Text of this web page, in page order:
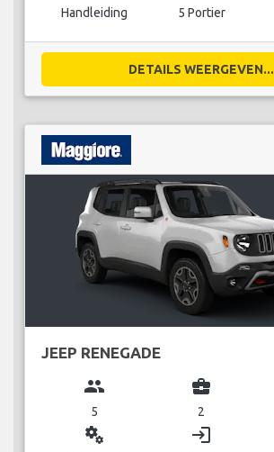
Handleiding 5 Portier
DETAILS WEERGEVEN...
JEEP RENEGADE
group
5
business_center
2
miscellaneous_services login